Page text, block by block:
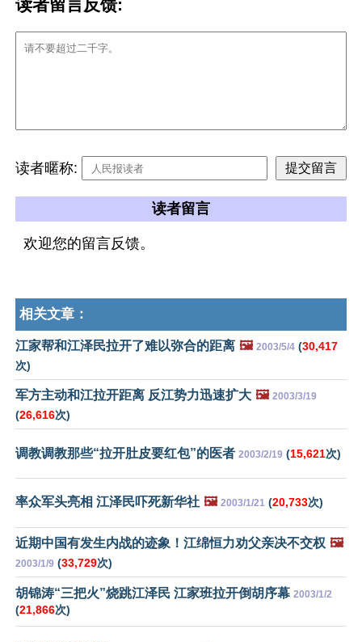
读者留言反馈:
读者暱称:
读者留言
欢迎您的留言反馈。
相关文章：
江家帮和江泽民拉开了难以弥合的距离 🖼️ 2003/5/4 (30,417
次)
军方主动和江拉开距离 反江势力迅速扩大 🖼️ 2003/3/19
(26,616次)
调教调教那些“拉开肚皮要红包”的医者 2003/2/19 (15,621次)
率众军头亮相 江泽民吓死新华社 🖼️ 2003/1/21 (20,733次)
近期中国有发生内战的迹象！江绵恒力劝父亲决不交权 🖼️
2003/1/9 (33,729次)
胡锦涛“三把火”烧跳江泽民 江家班拉开倒胡序幕 2003/1/2
(21,866次)